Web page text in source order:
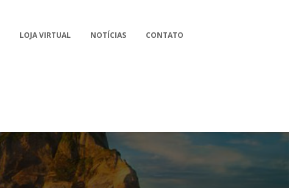
LOJA VIRTUAL NOTÍCIAS CONTATO